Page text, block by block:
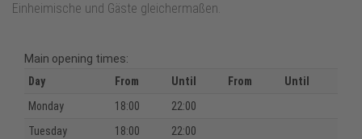
Einheimische und Gäste gleichermaßen.
Main opening times:
Day
From Until From
Until
Monday
18:00
22:00
Tuesday
18:00
22:00